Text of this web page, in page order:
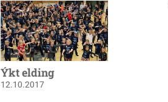
Ýkt elding
12.10.2017